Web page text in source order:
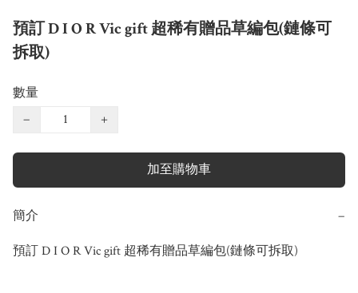
預訂 D I O R Vic gift 超稀有贈品草編包(鏈條可
拆取)
數量
−
+
加至購物車
簡介 −
預訂 D I O R Vic gift 超稀有贈品草編包(鏈條可拆取)